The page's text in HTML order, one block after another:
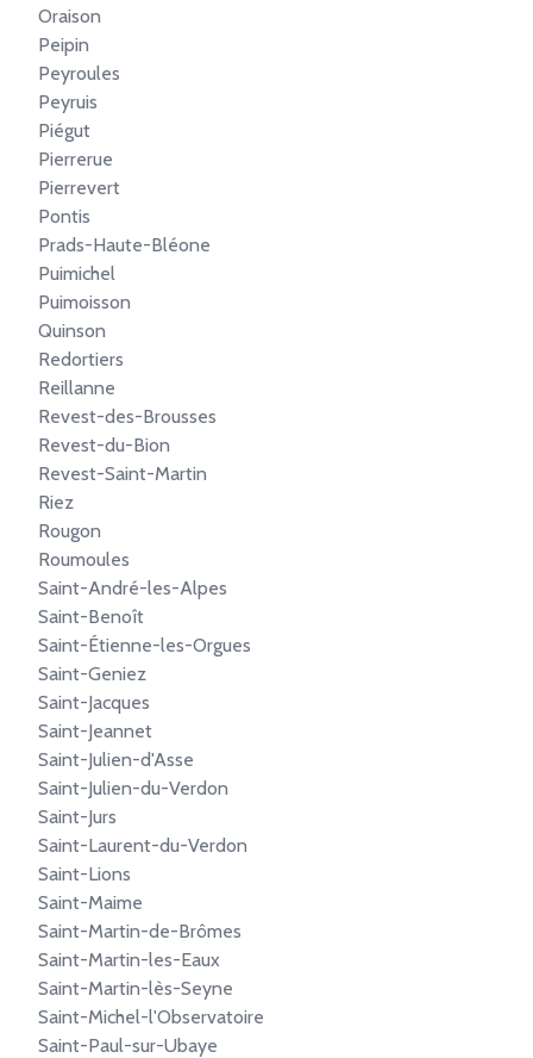
Oraison
Peipin
Peyroules
Peyruis
Piégut
Pierrerue
Pierrevert
Pontis
Prads-Haute-Bléone
Puimichel
Puimoisson
Quinson
Redortiers
Reillanne
Revest-des-Brousses
Revest-du-Bion
Revest-Saint-Martin
Riez
Rougon
Roumoules
Saint-André-les-Alpes
Saint-Benoît
Saint-Étienne-les-Orgues
Saint-Geniez
Saint-Jacques
Saint-Jeannet
Saint-Julien-d'Asse
Saint-Julien-du-Verdon
Saint-Jurs
Saint-Laurent-du-Verdon
Saint-Lions
Saint-Maime
Saint-Martin-de-Brômes
Saint-Martin-les-Eaux
Saint-Martin-lès-Seyne
Saint-Michel-l'Observatoire
Saint-Paul-sur-Ubaye